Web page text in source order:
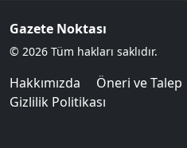
Gazete Noktası
© 2026 Tüm hakları saklıdır.
Hakkımızda Öneri ve Talep
Gizlilik Politikası